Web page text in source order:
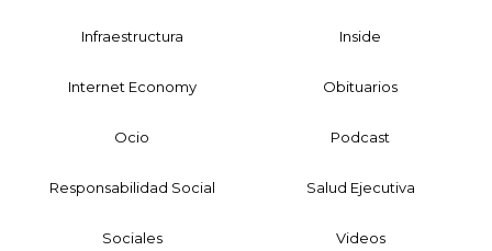
Infraestructura Inside
Internet Economy Obituarios
Ocio Podcast
Responsabilidad Social Salud Ejecutiva
Sociales Videos